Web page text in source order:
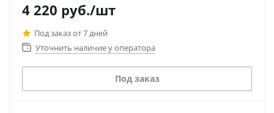
высокого качества по всем стандартам.
4 220 руб./шт
Под заказ от 7 дней
Уточнить наличие у оператора
Под заказ